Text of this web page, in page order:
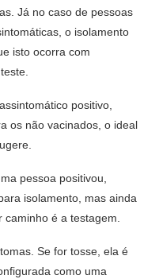
Já no caso de pessoas
o isolamento
isto ocorra com
positivo,
os não vacinados, o ideal
pessoa positivou,
isolamento, mas ainda
é a testagem.
Se for tosse, ela é
como uma